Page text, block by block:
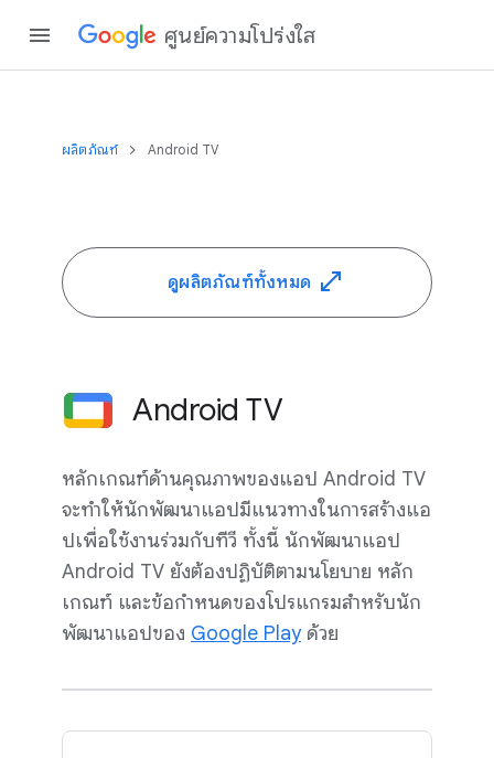
ศูนย์ความโปร่งใส
ผลิตภัณฑ์ Android TV
ดูผลิตภัณฑ์ทั้งหมด
Android TV
หลักเกณฑ์ด้านคุณภาพของแอป Android TV
จะทำให้นักพัฒนาแอปมีแนวทางในการสร้างแอ
ปเพื่อใช้งานร่วมกับทีวี ทั้งนี้ นักพัฒนาแอป
Android TV ยังต้องปฏิบัติตามนโยบาย หลัก
เกณฑ์ และข้อกำหนดของโปรแกรมสำหรับนัก
พัฒนาแอปของ Google Playด้วย